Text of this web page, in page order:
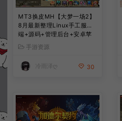
MT3换皮MH【大梦一场2】
8月最新整理Linux手工服务
端+源码+管理后台+安卓苹
果双端+详细搭建教程+视频
教程
手游资源
冷雨泽ღ 30